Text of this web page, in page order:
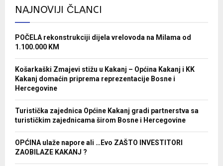
NAJNOVIJI ČLANCI
POČELA rekonstrukciji dijela vrelovoda na Milama od
1.100.000 KM
Košarkaški Zmajevi stižu u Kakanj – Općina Kakanj i KK
Kakanj domaćin priprema reprezentacije Bosne i
Hercegovine
Turistička zajednica Općine Kakanj gradi partnerstva sa
turističkim zajednicama širom Bosne i Hercegovine
OPĆINA ulaže napore ali …Evo ZAŠTO INVESTITORI
ZAOBILAZE KAKANJ ?